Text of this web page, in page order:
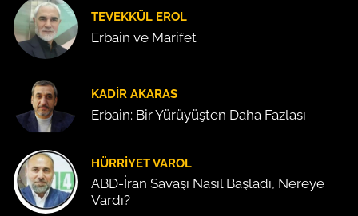
TEVEKKÜL EROL
Erbain ve Marifet
KADIR AKARAS
Erbain: Bir Yürüyüşten Daha Fazlası
HÜRRIYET VAROL
ABD-İran Savaşı Nasıl Başladı, Nereye
Vardı?